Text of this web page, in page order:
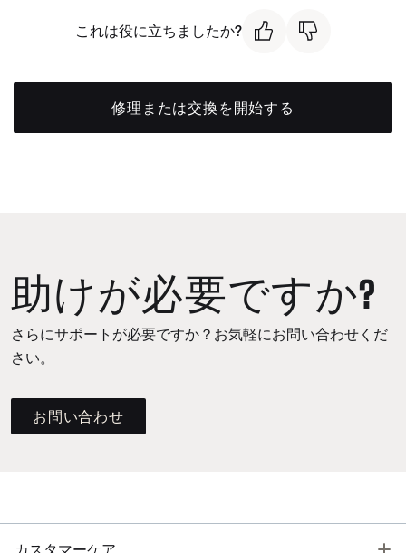
これは役に立ちましたか?
修理または交換を開始する
助けが必要ですか?
さらにサポートが必要ですか？お気軽にお問い合わせくだ
さい。
お問い合わせ
カスタマーケア